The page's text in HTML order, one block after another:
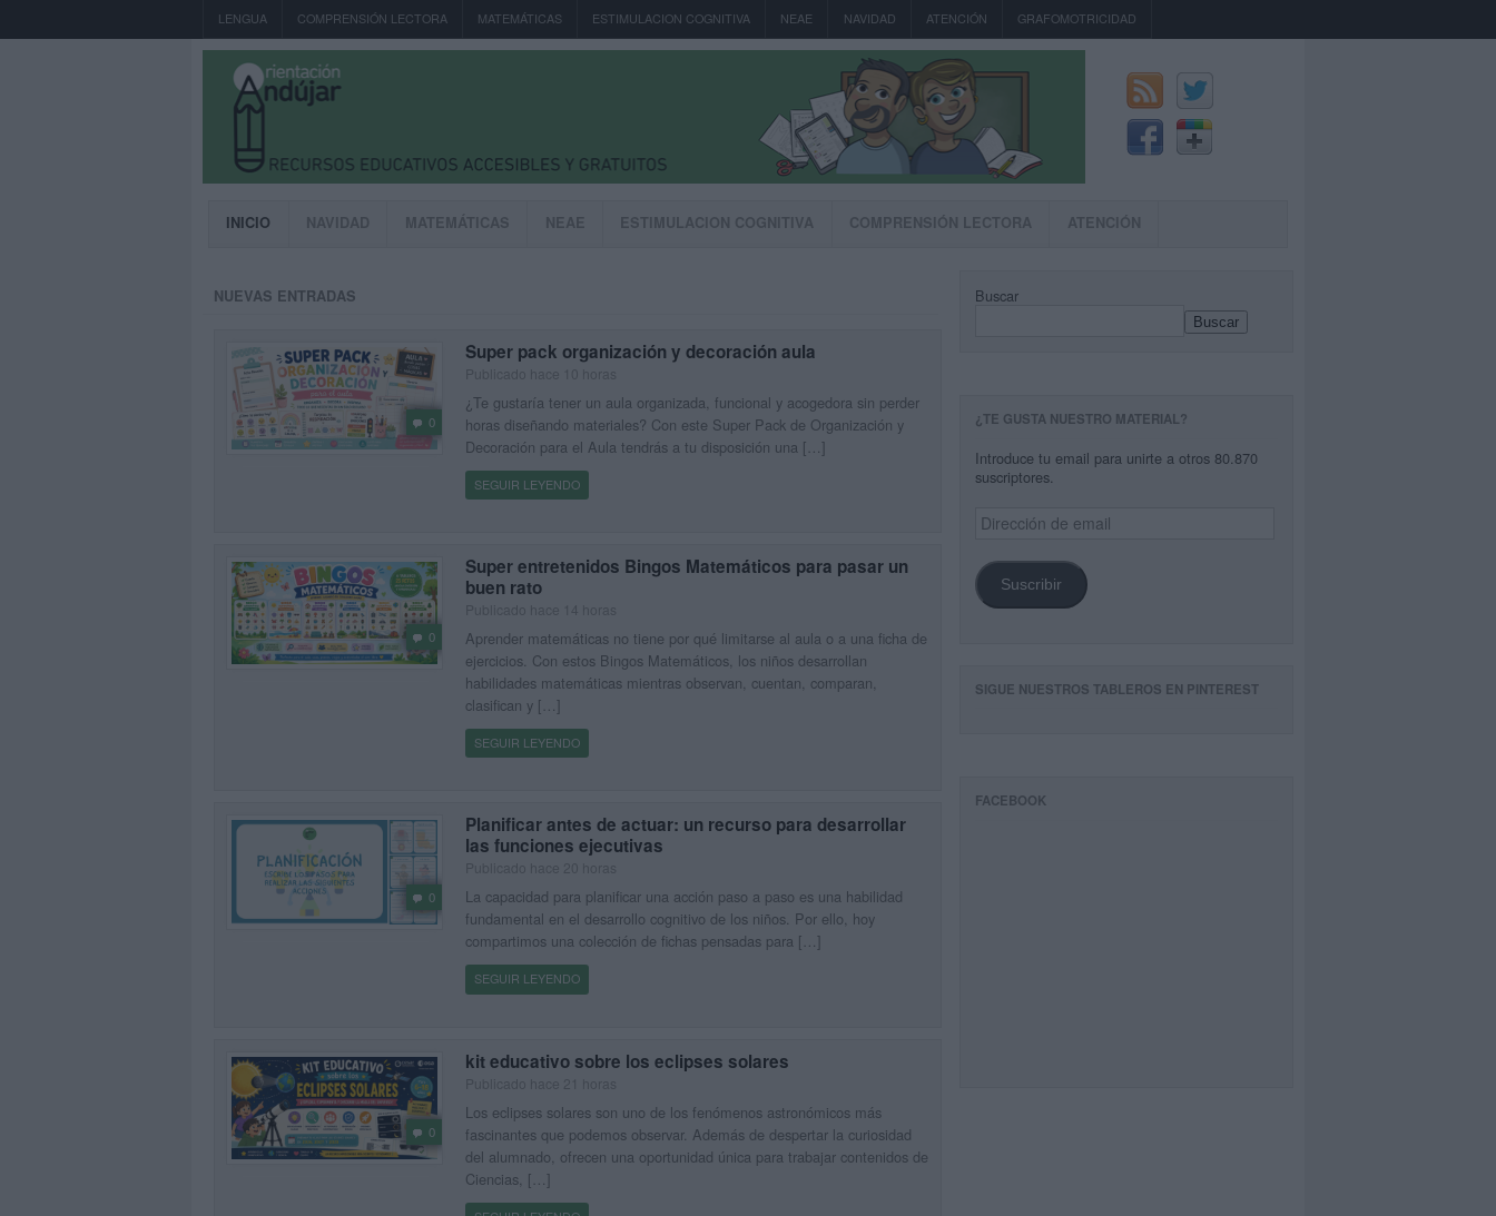
LENGUA COMPRENSIÓN LECTORA MATEMÁTICAS ESTIMULACION COGNITIVA NEAE NAVIDAD ATENCIÓN GRAFOMOTRICIDAD
INICIO NAVIDAD MATEMÁTICAS NEAE ESTIMULACION COGNITIVA COMPRENSIÓN LECTORA ATENCIÓN
NUEVAS ENTRADAS
0
Super pack organización y decoración aula
¿Te gustaría tener un aula organizada, funcional y acogedora sin perder
horas diseñando materiales? Con este Super Pack de Organización y
Decoración para el Aula tendrás a tu disposición una […]
SEGUIR LEYENDO
0
Super entretenidos Bingos Matemáticos para pasar un
buen rato
Aprender matemáticas no tiene por qué limitarse al aula o a una ficha de
ejercicios. Con estos Bingos Matemáticos, los niños desarrollan
habilidades matemáticas mientras observan, cuentan, comparan,
clasifican y […]
SEGUIR LEYENDO
0
Planificar antes de actuar: un recurso para desarrollar
las funciones ejecutivas
La capacidad para planificar una acción paso a paso es una habilidad
fundamental en el desarrollo cognitivo de los niños. Por ello, hoy
compartimos una colección de fichas pensadas para […]
SEGUIR LEYENDO
0
kit educativo sobre los eclipses solares
Los eclipses solares son uno de los fenómenos astronómicos más
fascinantes que podemos observar. Además de despertar la curiosidad
del alumnado, ofrecen una oportunidad única para trabajar contenidos de
Ciencias, […]
Buscar
Buscar
¿TE GUSTA NUESTRO MATERIAL?
Introduce tu email para unirte a otros 80.870
suscriptores.
Dirección
de
Suscribir
SIGUE NUESTROS TABLEROS EN PINTEREST
FACEBOOK